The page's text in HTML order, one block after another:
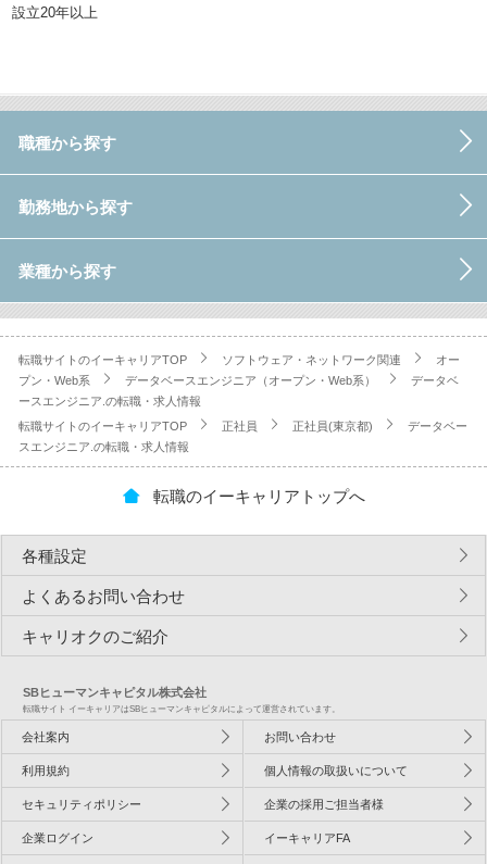
設立20年以上
職種から探す
勤務地から探す
業種から探す
転職サイトのイーキャリアTOP ソフトウェア・ネットワーク関連
オー
プン・Web系
データベースエンジニア（オープン・Web系）
データベ
ースエンジニア.の転職・求人情報
転職サイトのイーキャリアTOP
正社員 正社員(東京都)
データベー
スエンジニア.の転職・求人情報
転職のイーキャリアトップへ
各種設定
よくあるお問い合わせ
キャリオクのご紹介
SBヒューマンキャピタル株式会社
転職サイト イーキャリアはSBヒューマンキャピタルによって運営されています。
会社案内 お問い合わせ
利用規約 個人情報の取扱いについて
セキュリティポリシー 企業の採用ご担当者様
企業ログイン イーキャリアFA